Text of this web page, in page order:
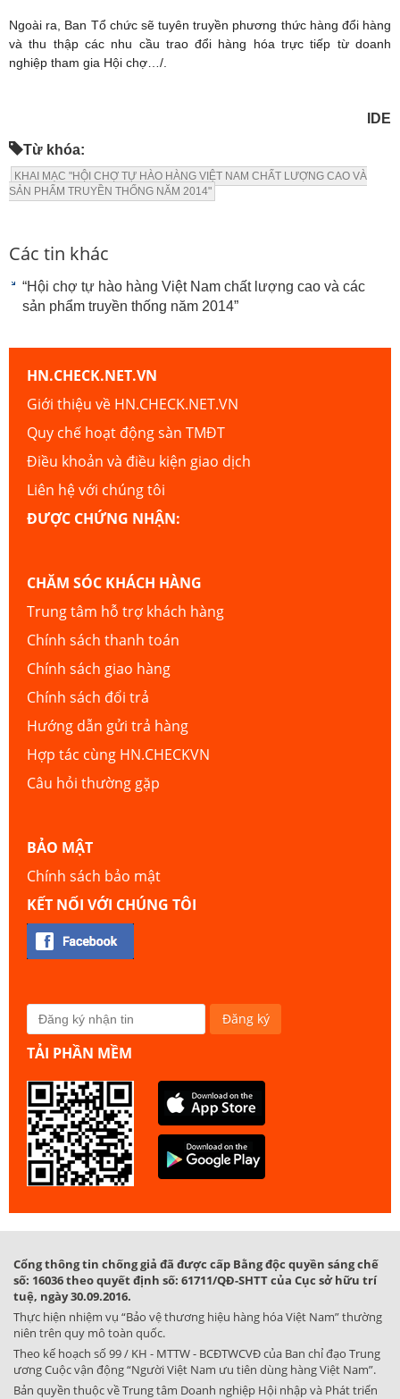
Ngoài ra, Ban Tổ chức sẽ tuyên truyền phương thức hàng đổi hàng
và thu thập các nhu cầu trao đổi hàng hóa trực tiếp từ doanh
nghiệp tham gia Hội chợ…/.
IDE
Từ khóa:
KHAI MẠC "HỘI CHỢ TỰ HÀO HÀNG VIỆT NAM CHẤT LƯỢNG CAO VÀ
SẢN PHẨM TRUYỀN THỐNG NĂM 2014"
Các tin khác
“Hội chợ tự hào hàng Việt Nam chất lượng cao và các
sản phẩm truyền thống năm 2014”
HN.CHECK.NET.VN
Giới thiệu về HN.CHECK.NET.VN
Quy chế hoạt động sàn TMĐT
Điều khoản và điều kiện giao dịch
Liên hệ với chúng tôi
ĐƯỢC CHỨNG NHẬN:
CHĂM SÓC KHÁCH HÀNG
Trung tâm hỗ trợ khách hàng
Chính sách thanh toán
Chính sách giao hàng
Chính sách đổi trả
Hướng dẫn gửi trả hàng
Hợp tác cùng HN.CHECKVN
Câu hỏi thường gặp
BẢO MẬT
Chính sách bảo mật
KẾT NỐI VỚI CHÚNG TÔI
TẢI PHẦN MỀM
Cổng thông tin chống giả đã được cấp Bằng độc quyền sáng chế
số: 16036 theo quyết định số: 61711/QĐ-SHTT của Cục sở hữu trí
tuệ, ngày 30.09.2016.
Thực hiện nhiệm vụ “Bảo vệ thương hiệu hàng hóa Việt Nam” thường
niên trên quy mô toàn quốc.
Theo kế hoạch số 99 / KH - MTTW - BCĐTWCVĐ của Ban chỉ đạo Trung
ương Cuộc vận động “Người Việt Nam ưu tiên dùng hàng Việt Nam”.
Bản quyền thuộc về Trung tâm Doanh nghiệp Hội nhập và Phát triển